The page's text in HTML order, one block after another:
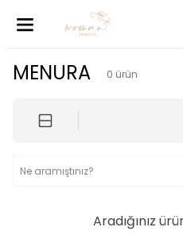
MENURA 0 ürün
Aradığınız